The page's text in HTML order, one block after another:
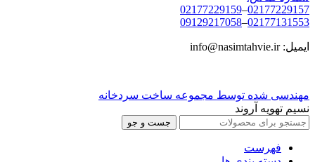
02177229157
–
02177229159
02177131553
–
09129217058
ایمیل: info@nasimtahvie.ir
مهندسی شده توسط مجموعه ساخت سردخانه
نسیم تهویه آروند
جست و جو
فهرست